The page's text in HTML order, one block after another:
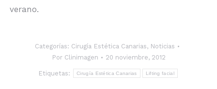
verano.
Categorías: Cirugía Estética Canarias, Noticias
Por Clinimagen 20 noviembre, 2012
Etiquetas: Cirugía Estética Canarias Lifting facial